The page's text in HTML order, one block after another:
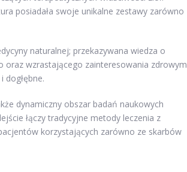
posiadała swoje unikalne zestawy zarówno
naturalnej; przekazywana wiedza o
oraz wzrastającego zainteresowania zdrowym
dogłębne.
dynamiczny obszar badań naukowych
łączy tradycyjne metody leczenia z
korzystających zarówno ze skarbów